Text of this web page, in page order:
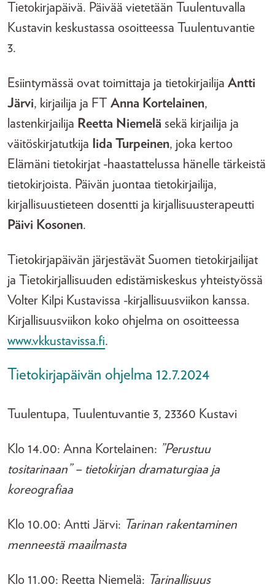
Tietokirjapäivä. Päivää vietetään Tuulentuvalla
Kustavin keskustassa osoitteessa Tuulentuvantie
3.
Esiintymässä ovat toimittaja ja tietokirjailija Antti
Järvi, kirjailija ja FT Anna Kortelainen,
lastenkirjailija Reetta Niemelä sekä kirjailija ja
väitöskirjatutkija Iida Turpeinen, joka kertoo
Elämäni tietokirjat -haastattelussa hänelle tärkeistä
tietokirjoista. Päivän juontaa tietokirjailija,
kirjallisuustieteen dosentti ja kirjallisuusterapeutti
Päivi Kosonen.
Tietokirjapäivän järjestävät Suomen tietokirjailijat
ja Tietokirjallisuuden edistämiskeskus yhteistyössä
Volter Kilpi Kustavissa -kirjallisuusviikon kanssa.
Kirjallisuusviikon koko ohjelma on osoitteessa
www.vkkustavissa.fi.
Tietokirjapäivän ohjelma 12.7.2024
Tuulentupa, Tuulentuvantie 3, 23360 Kustavi
Klo 14.00: Anna Kortelainen: ”Perustuu
tositarinaan” – tietokirjan dramaturgiaa ja
koreografiaa
Klo 10.00: Antti Järvi: Tarinan rakentaminen
menneestä maailmasta
Klo 11.00: Reetta Niemelä: Tarinallisuus